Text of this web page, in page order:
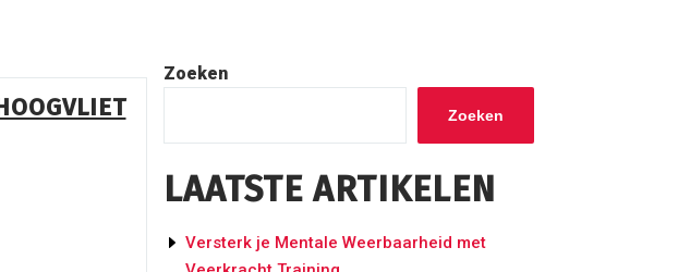
Zoeken
Zoeken
LAATSTE ARTIKELEN
Versterk je Mentale Weerbaarheid met